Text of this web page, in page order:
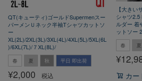
QT(キューティ)ゴールドSupermenスー
パーメンＵネック半袖Tシャツカットソ
ー
XL(2L)/2XL(3L)/3XL(4L)/4XL(5L)/5XL(6L
)/6XL(7L)/７XL(8L)/
春 夏 秋 平日 即出荷
¥2,000 税込
【大き
シャツ2.5
ルダー 着
ットソー
春 夏
¥
カー